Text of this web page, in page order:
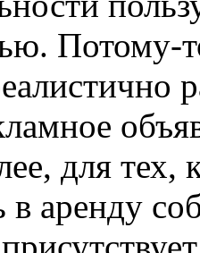
Потому-
для тех,
в аренду